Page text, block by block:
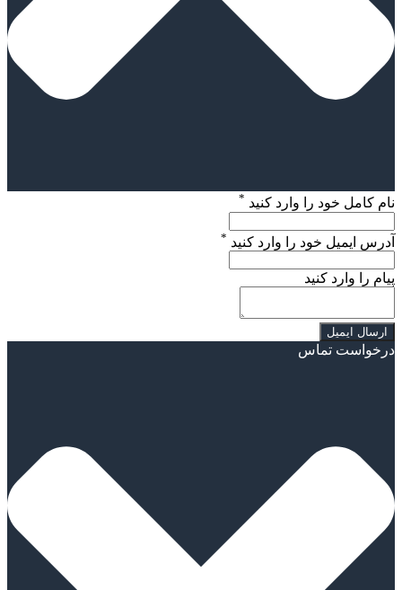
نام کامل خود را وارد کنید *
آدرس ایمیل خود را وارد کنید *
پیام را وارد کنید
درخواست تماس